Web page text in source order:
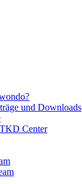
und Downloads
Center